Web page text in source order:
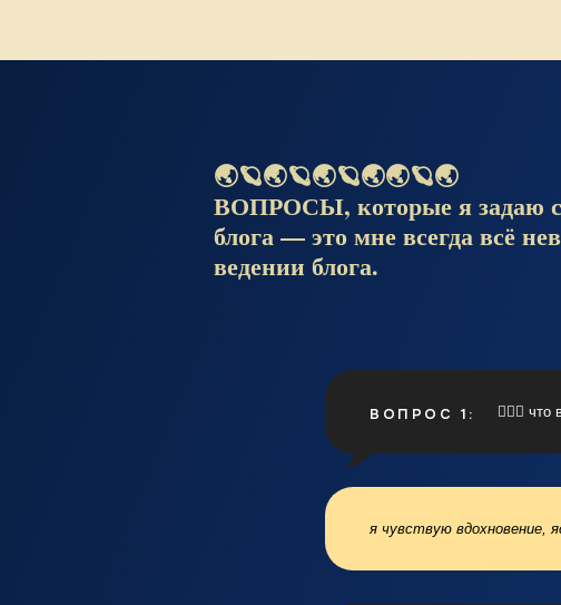
🌏🪐🌏🪐🌏🪐🌏🌏🪐🌏
ВОПРОСЫ, которые я задаю
блога — это мне всегда всё
ведении блога.
ВОПРОС 1: 🧘🏼‍♀️
я чувствую вдохновение,